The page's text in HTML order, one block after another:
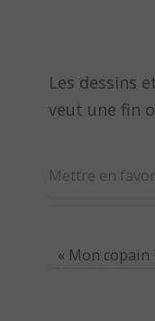
Les dessins
veut une fin
Mettre en
« Mon